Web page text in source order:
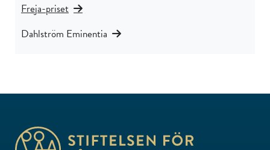
Freja-priset
Dahlström Eminentia